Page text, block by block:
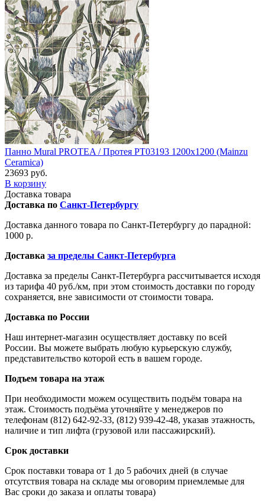
Панно Mural PROTEA / Протея PT03193 1200x1200 (Mainzu
Ceramica)
23693 руб.
В корзину
Доставка товара
Доставка по Санкт-Петербургу
Доставка данного товара по Санкт-Петербургу до парадной:
1000 р.
Доставка за пределы Санкт-Петербурга
Доставка за пределы Санкт-Петербурга рассчитывается исходя
из тарифа 40 руб./км, при этом стоимость доставки по городу
сохраняется, вне зависимости от стоимости товара.
Доставка по России
Наш интернет-магазин осуществляет доставку по всей
России. Вы можете выбрать любую курьерскую службу,
представительство которой есть в вашем городе.
Подъем товара на этаж
При необходимости можем осуществить подъём товара на
этаж. Стоимость подъёма уточняйте у менеджеров по
телефонам (812) 642-92-33, (812) 939-42-48, указав этажность,
наличие и тип лифта (грузовой или пассажирский).
Срок доставки
Срок поставки товара от 1 до 5 рабочих дней (в случае
отсутствия товара на складе мы оговорим приемлемые для
Вас сроки до заказа и оплаты товара)